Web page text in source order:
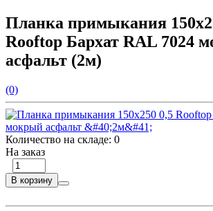
Планка примыкания
Rooftop Бархат RAL 7024
асфальт (2м)
(0)
Количество на складе: 0
На заказ
В корзину